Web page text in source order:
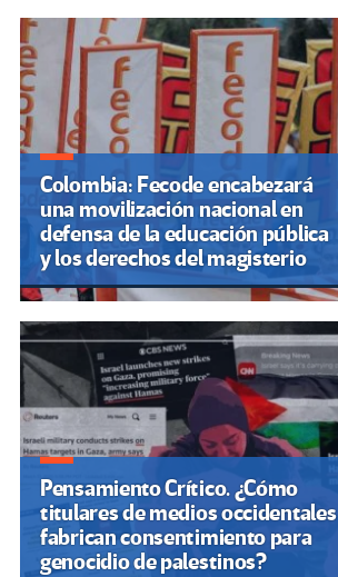
Colombia: Fecode encabezará
una movilización nacional en
defensa de la educación pública
y los derechos del magisterio
Pensamiento Crítico. ¿Cómo
titulares de medios occidentales
fabrican consentimiento para
genocidio de palestinos?